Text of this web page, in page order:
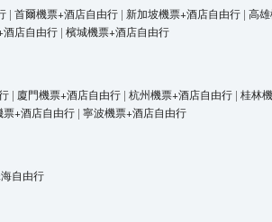
| 首爾機票+酒店自由行 | 新加坡機票+酒店自由行 | 高
酒店自由行 | 檳城機票+酒店自由行
| 廈門機票+酒店自由行 | 杭州機票+酒店自由行 | 桂林
票+酒店自由行 | 寧波機票+酒店自由行
自由行